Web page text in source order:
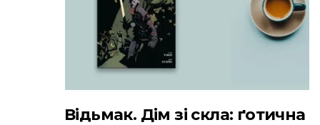
Відьмак. Дім зі скла: ґотична